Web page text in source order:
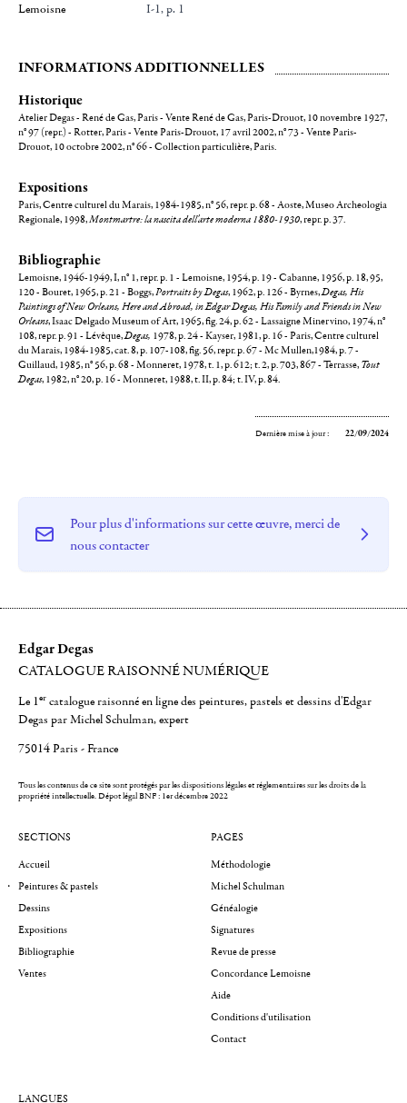
Lemoisne I-1, p. 1
INFORMATIONS ADDITIONNELLES
Historique
Atelier Degas - René de Gas, Paris - Vente René de Gas, Paris-Drouot, 10 novembre 1927,
n° 97 (repr.) - Rotter, Paris - Vente Paris-Drouot, 17 avril 2002, n° 73 - Vente Paris-
Drouot, 10 octobre 2002, n° 66 - Collection particulière, Paris.
Expositions
Paris, Centre culturel du Marais, 1984-1985, n° 56, repr. p. 68 - Aoste, Museo Archeologia
Regionale, 1998,Montmartre: la nascita dell'arte moderna 1880-1930, repr. p. 37.
Bibliographie
Lemoisne, 1946-1949, I, n° 1, repr. p. 1 - Lemoisne, 1954, p. 19 - Cabanne, 1956, p. 18, 95,
120 - Bouret, 1965, p. 21 - Boggs,Portraits by Degas, 1962, p. 126 - Byrnes,Degas, His
Paintings of New Orleans, Here and Abroad, in Edgar Degas, His Family and Friends in New
Orleans, Isaac Delgado Museum of Art, 1965, fig. 24, p. 62 - Lassaigne Minervino, 1974, n°
108, repr. p. 91 - Lévêque,Degas, 1978, p. 24 - Kayser, 1981, p. 16 - Paris, Centre culturel
du Marais, 1984-1985, cat. 8, p. 107-108, fig. 56, repr. p. 67 - Mc Mullen,1984, p. 7 -
Guillaud, 1985, n° 56, p. 68 - Monneret, 1978, t. 1, p. 612; t. 2, p. 703, 867 - Terrasse, Tout
Degas, 1982, n° 20, p. 16 - Monneret, 1988, t. II, p. 84; t. IV, p. 84.
Dernière mise à jour : 22/09/2024
Pour plus d'informations sur cette œuvre, merci de
nous contacter
Edgar Degas
CATALOGUE RAISONNÉ NUMÉRIQUE
Le 1er catalogue raisonné en ligne des peintures, pastels et dessins d'Edgar
Degas par Michel Schulman, expert
75014 Paris - France
Tous les contenus de ce site sont protégés par les dispositions légales et réglementaires sur les droits de la
propriété intellectuelle.Dépot légal BNF : 1er décembre 2022
SECTIONS
Accueil
Peintures & pastels
Dessins
Expositions
Bibliographie
Ventes
PAGES
Méthodologie
Michel Schulman
Généalogie
Signatures
Revue de presse
Concordance Lemoisne
Aide
Conditions d'utilisation
Contact
LANGUES